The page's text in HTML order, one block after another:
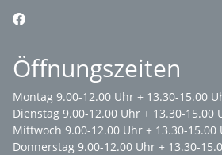
Öffnungszeiten
Montag 9.00-12.00 Uhr + 13.30-15.00
Dienstag 9.00-12.00 Uhr + 13.30-15.00
Mittwoch 9.00-12.00 Uhr + 13.30-15.00
Donnerstag 9.00-12.00 Uhr + 13.30-